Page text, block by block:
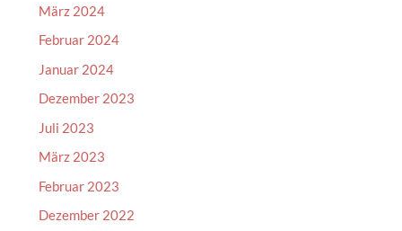
März 2024
Februar 2024
Januar 2024
Dezember 2023
Juli 2023
März 2023
Februar 2023
Dezember 2022